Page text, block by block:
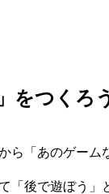
」をつくろ
ら「あのゲーム
「後で遊ぼう」